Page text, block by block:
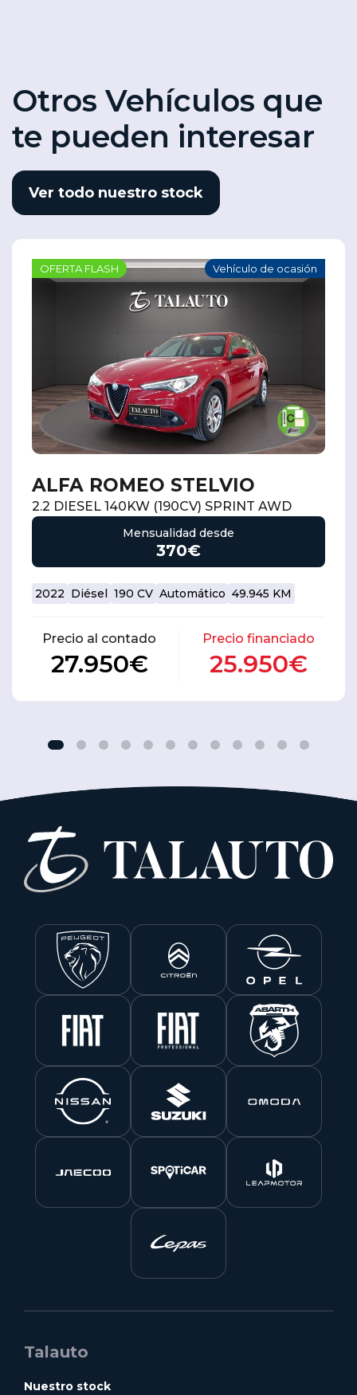
Otros Vehículos que
te pueden interesar
Ver todo nuestro stock
OFERTA FLASH Vehículo de ocasión
ALFA ROMEO STELVIO
2.2 DIESEL 140KW (190CV) SPRINT AWD
Mensualidad desde
370€
2022 Diésel 190 CV Automático 49.945 KM
Precio al contado
27.950€
Precio financiado
25.950€
Talauto
Nuestro stock